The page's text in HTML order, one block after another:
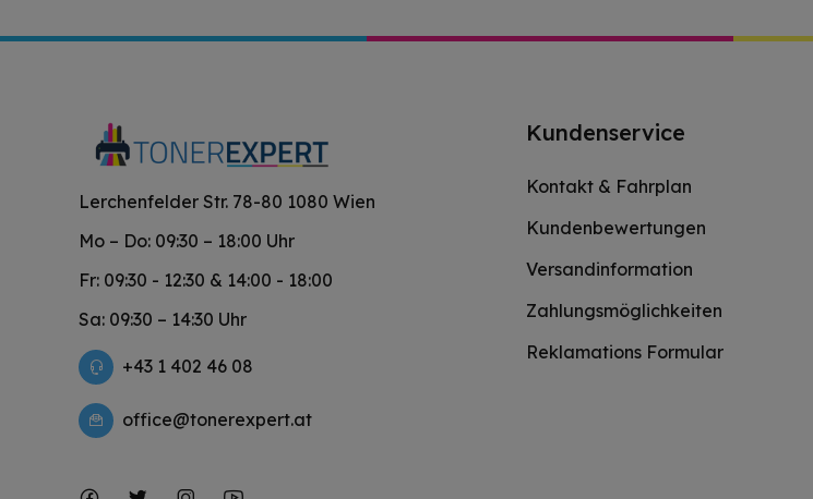
Lerchenfelder Str. 78-80 1080 Wien
Mo – Do: 09:30 – 18:00 Uhr
Fr: 09:30 - 12:30 & 14:00 - 18:00
Sa: 09:30 – 14:30 Uhr
+43 1 402 46 08
office@tonerexpert.at
Kundenservice
Kontakt & Fahrplan
Kundenbewertungen
Versandinformation
Zahlungsmöglichkeiten
Reklamations Formular